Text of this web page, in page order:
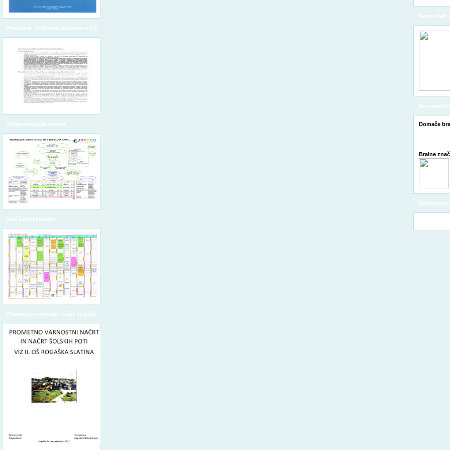
Pravice in dolžnosti učencev v OŠ
Organizacijska shema
Naš šolski koledar
Prometno varnostni načrt in načrt
šolskih poti
Nabor RaP
Seznami
Domače
Bralne